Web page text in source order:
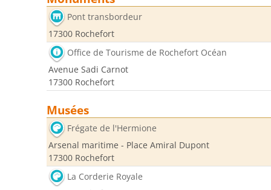
Pont transbordeur
17300 Rochefort
Office de Tourisme de Rochefort Océan
Avenue Sadi Carnot
17300 Rochefort
Musées
Frégate de l'Hermione
Arsenal maritime - Place Amiral Dupont
17300 Rochefort
La Corderie Royale